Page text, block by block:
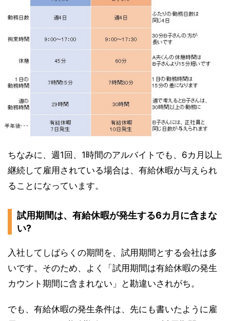
ちなみに、週1回、1時間のアルバイトでも、6カ月以上
継続して雇用されている場合は、有給休暇が与えられ
ることになっています。
試用期間は、有給休暇が発生する6カ月に含まな
い?
入社してしばらくの期間を、試用期間とする会社は多
いです。そのため、よく「試用期間は有給休暇の発生
カウント期間に含まれない」と勘違いされがち。
でも、有給休暇の発生条件は、先にも書いたように雇